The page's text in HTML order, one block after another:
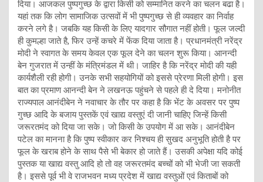
दिया। आजकल पुष्पगुच्छ के द्वारा किसी को सम्मानित करने का चलन बढा है।
यहां तक कि लोग सामाजिक उत्सवों में भी पुष्पगुच्छ से ही व्यवहार का निर्वाह
करने लगे है। जबकि यह किसी के लिए यादगार सौगात नहीं होती। फूल जल्दी
ही कुमल्हा जाते है, फिर उन्हें कचरे में फेंक दिया जाता है। प्रधानमंत्री नरेंद्र
मोदी ने स्वागत के समय केवल एक फूल देने का चलन शुरू किया। आनन्दी
बेन गुजरात में उन्हीं के मंत्रिमंडल में थी। जाहिर है कि नरेंद्र मोदी की यही
कार्यशैली रही होगी। उनके सभी सहयोगियों को इससे प्रेरणा मिली होगी। इस
बात का प्रमाण आनन्दी बेन ने लखनऊ पहुंचने से पहले ही दे दिया। मनोनीत
राज्यपाल आनंदीबेन ने नवाचार के तौर पर कहा है कि भेंट के अवसर पर पुष्प
गुच्छ आदि के बजाय पुस्तकें एवं खाद्य वस्तुएं दी जानी चाहिए जिन्हें किसी
जरूरतमंद को दिया जा सके। जो किसी के उपयोग में आ सके। आनंदीबेन
पटेल का मानना है कि पुष्प स्वीकार कर निश्चय ही सुखद अनुभूति होती है पर
फूल के खराब होने के साथ पैसे भी बेकार हो जाते हैं। उसकी अपेक्षा यदि कोई
पुस्तक या खाद्य वस्तु आदि हो तो वह जरूरतमंद बच्चों को भी भेजी जा सकती
है। इससे पूर्व भी वे राजभवन मध्य प्रदेश में खाद्य वस्तुओं एवं किताबों को